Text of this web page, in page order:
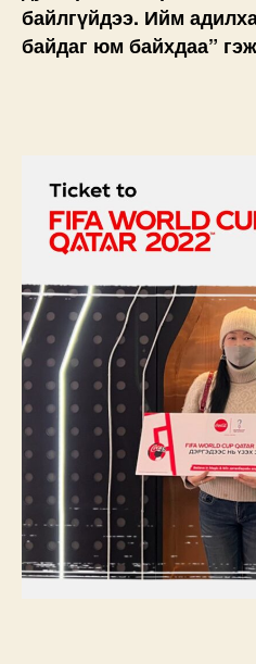
байлгүйдээ. Ийм
байдаг юм байхдаа”